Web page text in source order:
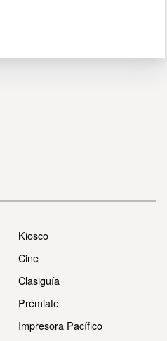
Kiosco
Cine
Clasiguía
Prémiate
Impresora Pacífico